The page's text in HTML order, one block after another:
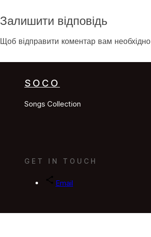
Залишити відповідь
Щоб відправити коментар вам необхідно
SOCO
Songs Collection
GET IN TOUCH
Email